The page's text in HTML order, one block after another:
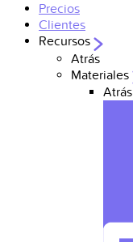
Precios
Clientes
Recursos
Atrás
Materiales
Atrás